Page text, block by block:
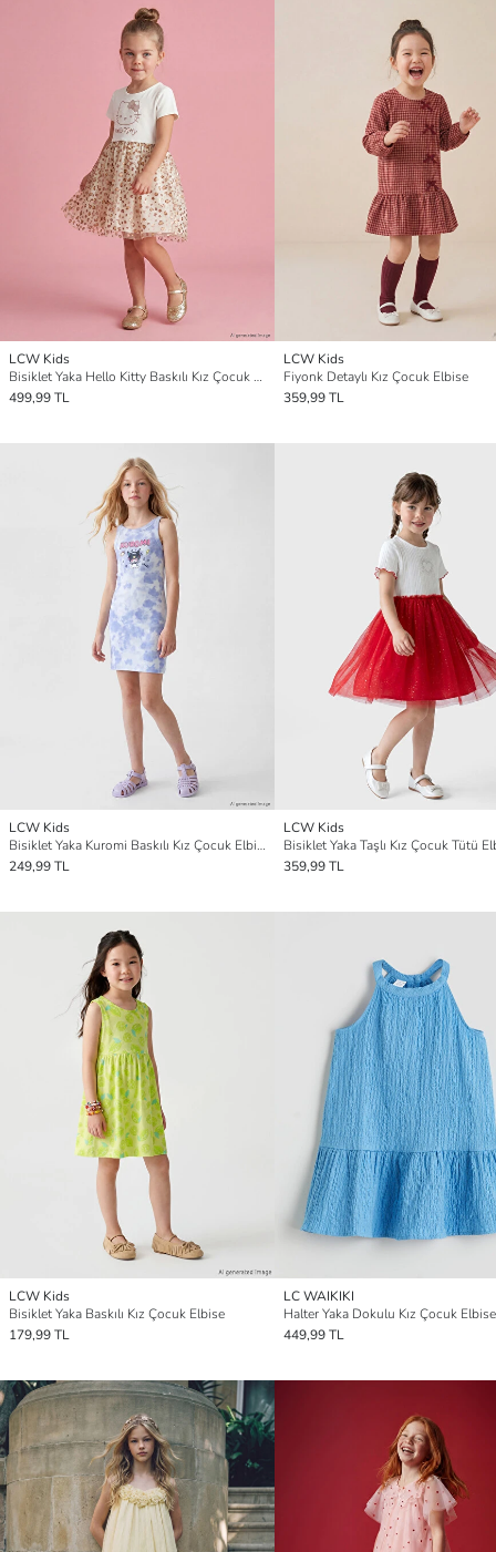
LCW Kids
Bisiklet Yaka Hello Kitty Baskılı Kız Çocuk Elbise
499,99 TL
LCW Kids
Fiyonk Detaylı Kız Çocuk Elbise
359,99 TL
LCW Kids
Bisiklet Yaka Kuromi Baskılı Kız Çocuk Elbise
249,99 TL
LCW Kids
Bisiklet Yaka Taşlı Kız Çocuk Tütü
359,99 TL
LCW Kids
Bisiklet Yaka Baskılı Kız Çocuk Elbise
179,99 TL
LC WAIKIKI
Halter Yaka Dokulu Kız Çocuk Elbise
449,99 TL